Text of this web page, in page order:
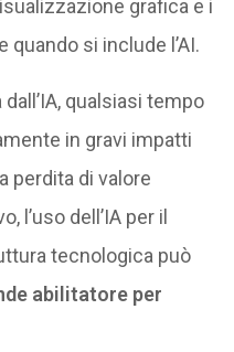
grafica e i
si include l’AI.
qualsiasi tempo
in gravi impatti
perdita di valore
l’uso dell’IA per il
tecnologica può
abilitatore per